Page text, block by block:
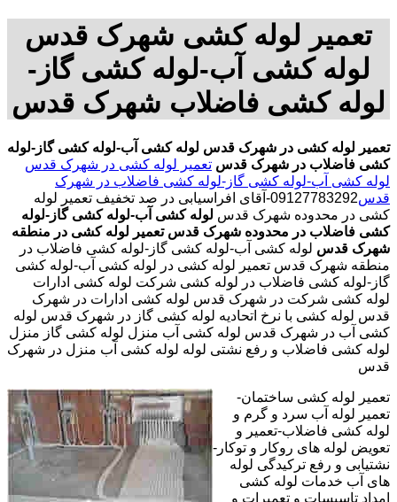
تعمیر لوله کشی شهرک قدس
لوله کشی آب-لوله کشی گاز-
لوله کشی فاضلاب شهرک قدس
تعمیر لوله کشی در شهرک قدس لوله کشی آب-لوله کشی گاز-لوله
کشی فاضلاب در شهرک قدس تعمیر لوله کشی در شهرک قدس
لوله کشی آب-لوله کشی گاز-لوله کشی فاضلاب در شهرک
قدس
09127783292-آقای افراسیابی در صد تخفیف تعمیر لوله
کشی در محدوده شهرک قدس لوله کشی آب-لوله کشی گاز-لوله
کشی فاضلاب در محدوده شهرک قدس تعمیر لوله کشی در منطقه
شهرک قدس لوله کشی آب-لوله کشی گاز-لوله کشی فاضلاب در
منطقه شهرک قدس تعمیر لوله کشی در لوله کشی آب-لوله کشی
گاز-لوله کشی فاضلاب در لوله کشی شرکت لوله کشی ادارات
لوله کشی شرکت در شهرک قدس لوله کشی ادارات در شهرک
قدس لوله کشی با نرخ اتحادیه لوله کشی گاز در شهرک قدس لوله
کشی آب در شهرک قدس لوله کشی آب منزل لوله کشی گاز منزل
لوله کشی فاضلاب و رفع نشتی لوله لوله کشی آب منزل در شهرک
قدس
تعمیر لوله کشی ساختمان-
تعمیر لوله آب سرد و گرم و
لوله کشی فاضلاب-تعمیر و
تعویض لوله های روکار و توکار-
نشتیابی و رفع ترکیدگی لوله
های آب خدمات لوله کشی
امداد تاسیسات و تعمیرات و